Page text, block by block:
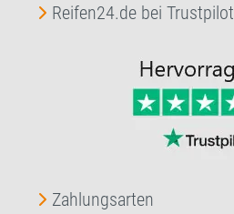
Reifen24.de bei Trustpilot
Zahlungsarten